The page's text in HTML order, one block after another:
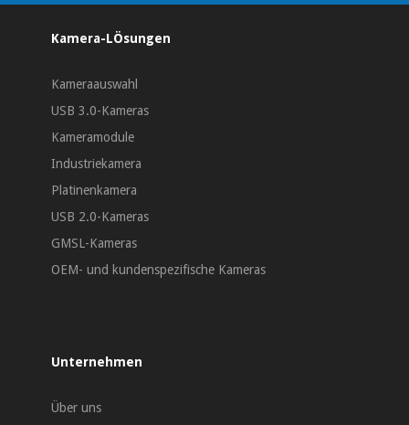
Kamera-LÖsungen
Kameraauswahl
USB 3.0-Kameras
Kameramodule
Industriekamera
Platinenkamera
USB 2.0-Kameras
GMSL-Kameras
OEM- und kundenspezifische Kameras
Unternehmen
Über uns